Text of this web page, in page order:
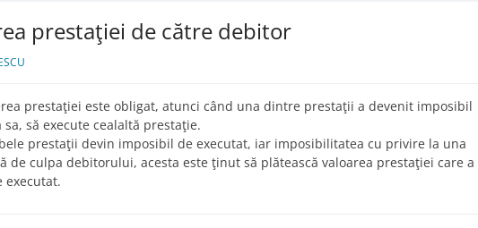
prestaţiei de către debitor
prestaţiei este obligat, atunci când una dintre prestaţii a devenit imposibil
să execute cealaltă prestaţie.
prestaţii devin imposibil de executat, iar imposibilitatea cu privire la una
de culpa debitorului, acesta este ţinut să plătească valoarea prestaţiei care a